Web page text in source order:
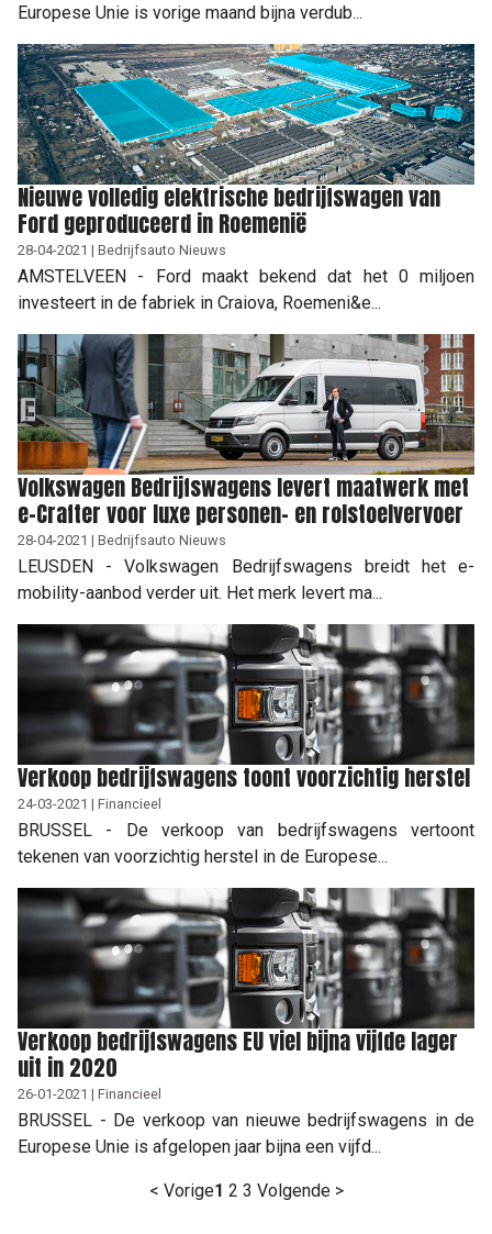
Europese Unie is vorige maand bijna verdub...
Nieuwe volledig elektrische bedrijfswagen van
Ford geproduceerd in Roemenië
28-04-2021 | Bedrijfsauto Nieuws
AMSTELVEEN - Ford maakt bekend dat het 0 miljoen
investeert in de fabriek in Craiova, Roemeni&e...
Volkswagen Bedrijfswagens levert maatwerk met
e-Crafter voor luxe personen- en rolstoelvervoer
28-04-2021 | Bedrijfsauto Nieuws
LEUSDEN - Volkswagen Bedrijfswagens breidt het e-
mobility-aanbod verder uit. Het merk levert ma...
Verkoop bedrijfswagens toont voorzichtig herstel
24-03-2021 | Financieel
BRUSSEL - De verkoop van bedrijfswagens vertoont
tekenen van voorzichtig herstel in de Europese...
Verkoop bedrijfswagens EU viel bijna vijfde lager
uit in 2020
26-01-2021 | Financieel
BRUSSEL - De verkoop van nieuwe bedrijfswagens in de
Europese Unie is afgelopen jaar bijna een vijfd...
< Vorige1 2 3 Volgende >